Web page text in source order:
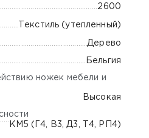
2600
Текстиль (утепленный)
Дерево
Бельгия
ножек мебели и
Высокая
КМ5 (Г4, В3, Д3, Т4, РП4)